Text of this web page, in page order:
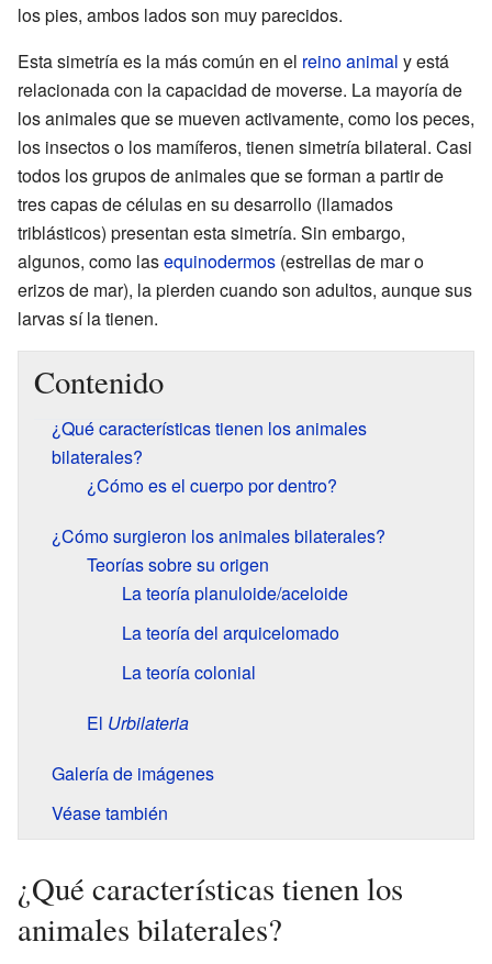
los pies, ambos lados son muy parecidos.
Esta simetría es la más común en el reino animal y está
relacionada con la capacidad de moverse. La mayoría de
los animales que se mueven activamente, como los peces,
los insectos o los mamíferos, tienen simetría bilateral. Casi
todos los grupos de animales que se forman a partir de
tres capas de células en su desarrollo (llamados
triblásticos) presentan esta simetría. Sin embargo,
algunos, como lasequinodermos (estrellas de mar o
erizos de mar), la pierden cuando son adultos, aunque sus
larvas sí la tienen.
Contenido
¿Qué características tienen los animales
bilaterales?
¿Cómo es el cuerpo por dentro?
¿Cómo surgieron los animales bilaterales?
Teorías sobre su origen
La teoría planuloide/aceloide
La teoría del arquicelomado
La teoría colonial
El Urbilateria
Galería de imágenes
Véase también
¿Qué características tienen los
animales bilaterales?